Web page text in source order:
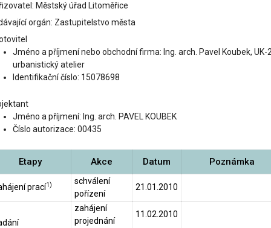
Městský úřad Litoměřice
orgán: Zastupitelstvo města
Jméno a příjmení nebo obchodní firma: Ing. arch. Pavel Koubek, UK-
urbanistický atelier
Identifikační číslo: 15078698
Jméno a příjmení: Ing. arch. PAVEL KOUBEK
Číslo autorizace: 00435
Etapy Akce Datum Poznámka
prací1)
schválení
pořízení
21.01.2010
zahájení
projednání
11.02.2010